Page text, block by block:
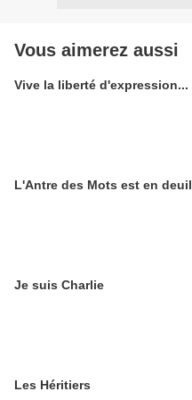
Vous aimerez aussi
Vive la liberté d'expression...
L'Antre des Mots est en deuil
Je suis Charlie
Les Héritiers